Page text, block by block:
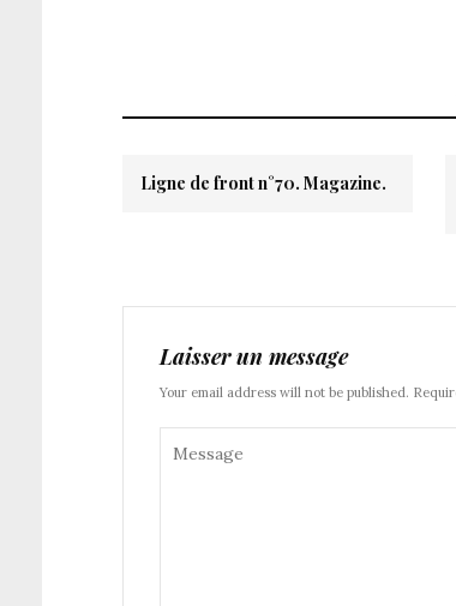
Ligne de front n°70. Magazine.
Laisser un message
Your email address will not be published.